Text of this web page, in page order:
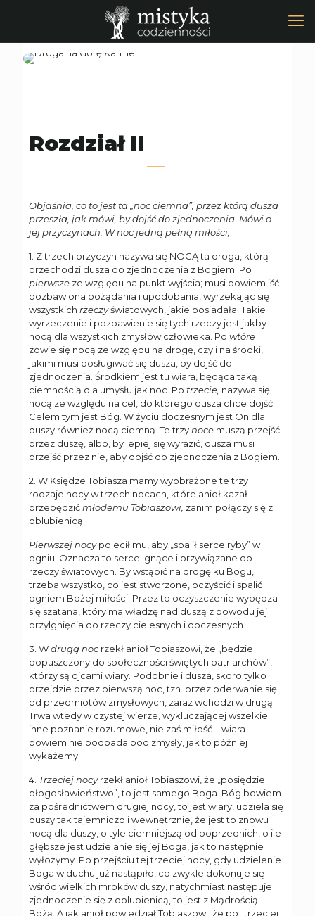
Rozdział II
Objaśnia, co to jest ta „noc ciemna”, przez którą dusza
przeszła, jak mówi, by dojść do zjednoczenia. Mówi o
jej przyczynach. W noc jedną pełną miłości,
1. Z trzech przyczyn nazywa się NOCĄ ta droga, którą
przechodzi dusza do zjednoczenia z Bogiem. Po
pierwszeze względu na punkt wyjścia; musi bowiem iść
pozbawiona pożądania i upodobania, wyrzekając się
wszystkich rzeczyświatowych, jakie posiadała. Takie
wyrzeczenie i pozbawienie się tych rzeczy jest jakby
nocą dla wszystkich zmysłów człowieka. Po wtóre
zowie się nocą ze względu na drogę, czyli na środki,
jakimi musi posługiwać się dusza, by dojść do
zjednoczenia. Środkiem jest tu wiara, będąca taką
ciemnością dla umysłu jak noc. Po trzecie, nazywa się
nocą ze względu na cel, do którego dusza chce dojść.
Celem tym jest Bóg. W życiu doczesnym jest On dla
duszy również nocą ciemną. Te trzy nocemuszą przejść
przez duszę, albo, by lepiej się wyrazić, dusza musi
przejść przez nie, aby dojść do zjednoczenia z Bogiem.
2. W Księdze Tobiasza mamy wyobrażone te trzy
rodzaje nocy w trzech nocach, które anioł kazał
przepędzić młodemu Tobiaszowi, zanim połączy się z
oblubienicą.
Pierwszej nocypolecił mu, aby „spalił serce ryby” w
ogniu. Oznacza to serce lgnące i przywiązane do
rzeczy światowych. By wstąpić na drogę ku Bogu,
trzeba wszystko, co jest stworzone, oczyścić i spalić
ogniem Bożej miłości. Przez to oczyszczenie wypędza
się szatana, który ma władzę nad duszą z powodu jej
przylgnięcia do rzeczy cielesnych i doczesnych.
3. Wdrugą nocrzekł anioł Tobiaszowi, że „będzie
dopuszczony do społeczności świętych patriarchów”,
którzy są ojcami wiary. Podobnie i dusza, skoro tylko
przejdzie przez pierwszą noc, tzn. przez oderwanie się
od przedmiotów zmysłowych, zaraz wchodzi w drugą.
Trwa wtedy w czystej wierze, wykluczającej wszelkie
inne poznanie rozumowe, nie zaś miłość – wiara
bowiem nie podpada pod zmysły, jak to później
wykażemy.
4. Trzeciej nocyrzekł anioł Tobiaszowi, że „posiędzie
błogosławieństwo”, to jest samego Boga. Bóg bowiem
za pośrednictwem drugiej nocy, to jest wiary, udziela się
duszy tak tajemniczo i wewnętrznie, że jest to znowu
nocą dla duszy, o tyle ciemniejszą od poprzednich, o ile
głębsze jest udzielanie się jej Boga, jak to następnie
wyłożymy. Po przejściu tej trzeciej nocy, gdy udzielenie
Boga w duchu już nastąpiło, co zwykle dokonuje się
wśród wielkich mroków duszy, natychmiast następuje
zjednoczenie się z oblubienicą, to jest z Mądrością
Bożą. A jak anioł powiedział Tobiaszowi, że po „trzeciej